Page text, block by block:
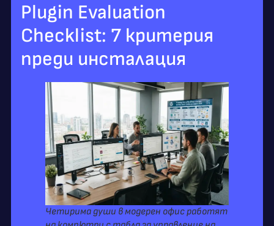
Plugin Evaluation
Checklist: 7 критерия
преди инсталация
Четирима души в модерен офис работят